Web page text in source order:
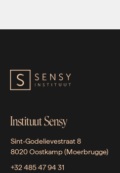
Instituut Sensy
Sint-Godelievestraat 8
8020 Oostkamp (Moerbrugge)
+32 485 47 94 31